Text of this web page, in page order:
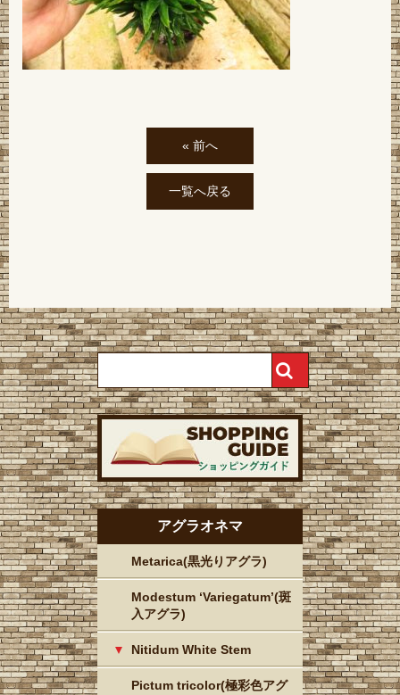
« 前へ
一覧へ戻る
アグラオネマ
Metarica(黒光りアグラ)
Modestum ‘Variegatum’(斑
入アグラ)
Nitidum White Stem
Pictum tricolor(極彩色アグ